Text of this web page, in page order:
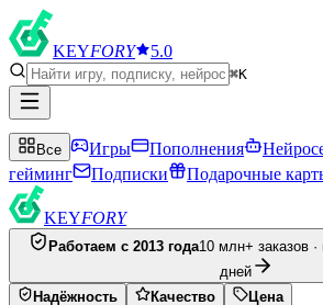
KEYFORY 5.0
⌘K
Все Игры Пополнения
гейминг
Подписки Подарочные
KEYFORY
Работаем с 2013 года10 млн+ заказов ·
дней
Надёжность
Качество Цена